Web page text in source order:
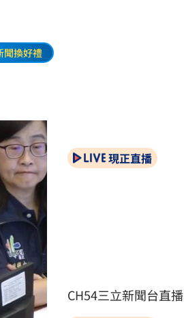
聞換好禮
現正直播
CH54三立新聞台直播